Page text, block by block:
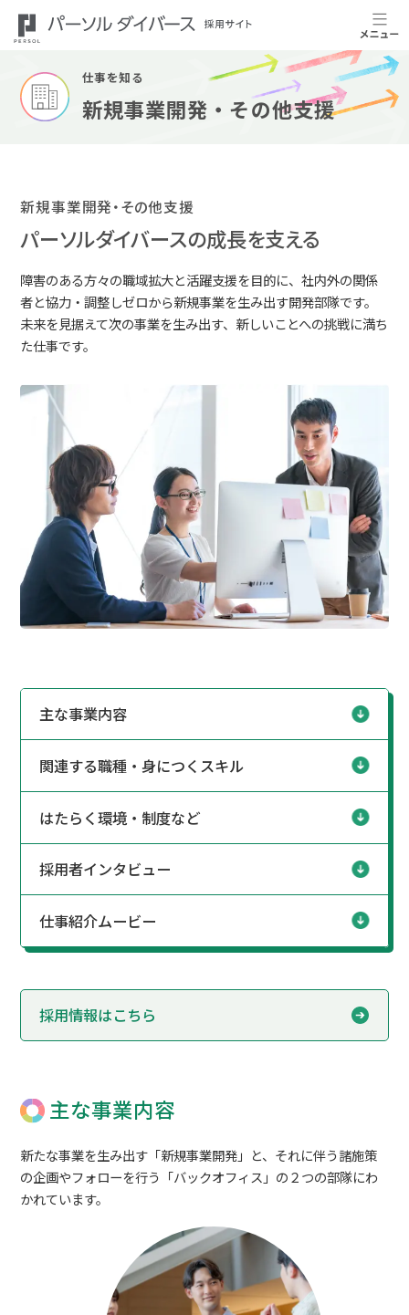
仕事を知る
新規事業開発・その他支援
新規事業開発・その他支援
パーソルダイバースの成長を支える
障害のある方々の職域拡大と活躍支援を目的に、社内外の関係
者と協力・調整しゼロから新規事業を生み出す開発部隊です。
未来を見据えて次の事業を生み出す、新しいことへの挑戦に満ち
た仕事です。
主な事業内容
関連する職種・身につくスキル
はたらく環境・制度など
採用者インタビュー
仕事紹介ムービー
採用情報はこちら
主な事業内容
新たな事業を生み出す「新規事業開発」と、 それに伴う諸施策
の企画やフォローを行う「バックオフィス」の２つの部隊にわ
かれています。